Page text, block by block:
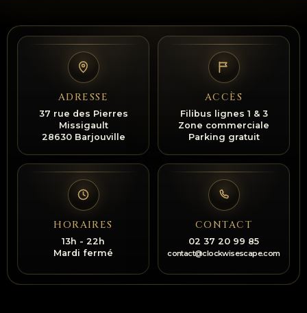
ADRESSE
37 rue des Pierres
Missigault
28630 Barjouville
ACCÈS
Filibus lignes 1 & 3
Zone commerciale
Parking gratuit
HORAIRES
13h - 22h
Mardi fermé
CONTACT
02 37 20 99 85
contact@clockwisescape.com